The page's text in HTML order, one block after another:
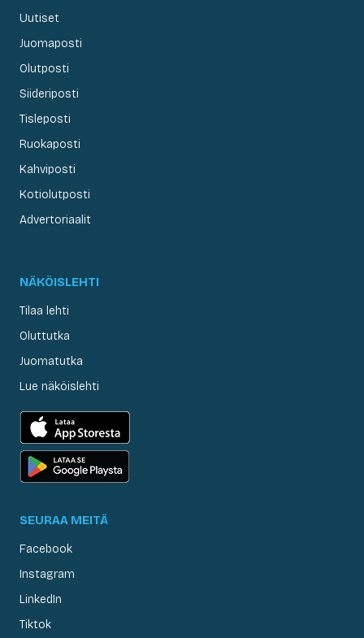
Uutiset
Juomaposti
Olutposti
Siideriposti
Tisleposti
Ruokaposti
Kahviposti
Kotiolutposti
Advertoriaalit
NÄKÖISLEHTI
Tilaa lehti
Oluttutka
Juomatutka
Lue näköislehti
SEURAA MEITÄ
Facebook
Instagram
LinkedIn
Tiktok